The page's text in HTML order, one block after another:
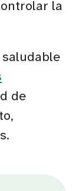
la
de